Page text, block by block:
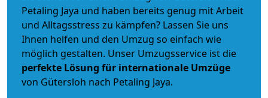
Petaling Jaya und haben bereits genug mit Arbeit
und Alltagsstress zu kämpfen? Lassen Sie uns
Ihnen helfen und den Umzug so einfach wie
möglich gestalten. Unser Umzugsservice ist die
perfekte Lösung für internationale Umzüge
von Gütersloh nach Petaling Jaya.